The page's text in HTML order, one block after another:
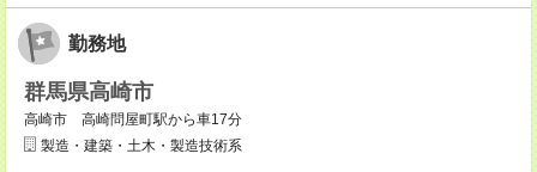
勤務地
群馬県高崎市
高崎市 高崎問屋町駅から車17分
製造・建築・土木・製造技術系